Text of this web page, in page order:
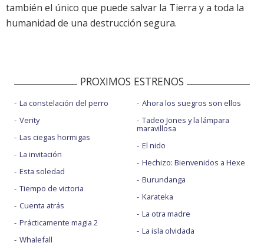
también el único que puede salvar la Tierra y a toda la
humanidad de una destrucción segura.
PROXIMOS ESTRENOS
La constelación del perro
Verity
Las ciegas hormigas
La invitación
Esta soledad
Tiempo de victoria
Cuenta atrás
Prácticamente magia 2
Whalefall
Ahora los suegros son ellos
Tadeo Jones y la lámpara
maravillosa
El nido
Hechizo: Bienvenidos a Hexe
Burundanga
Karateka
La otra madre
La isla olvidada